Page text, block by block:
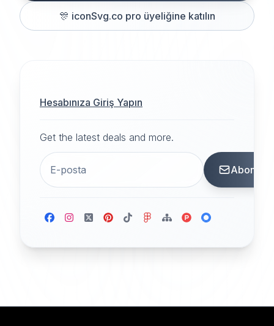
🎊 iconSvg.co pro üyeliğine katılın
Hesabınıza Giriş Yapın
Get the latest deals and more.
Abone